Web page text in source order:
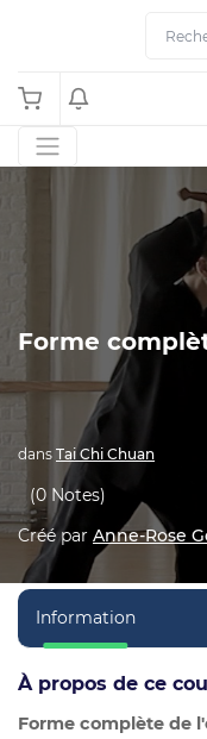
Forme
dans Tai Chi Chuan
(0 Notes)
Créé par Anne-Rose
Information
À propos de ce
Forme complète de